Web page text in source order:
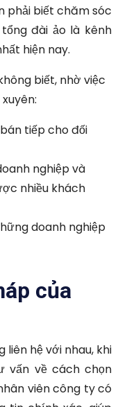
phải biết chăm sóc
đài ảo là kênh
hiện nay.
biết, nhờ việc
tiếp cho đối
nghiệp và
nhiều khách
doanh nghiệp
của
liên hệ với nhau, khi
vấn về cách chọn
viên công ty có